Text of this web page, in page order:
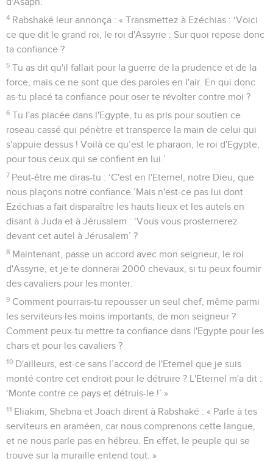
4 Rabshaké leur annonça : « Transmettez à Ezéchias : ‘Voici
ce que dit le grand roi, le roi d'Assyrie : Sur quoi repose donc
ta confiance ?
5 Tu as dit qu'il fallait pour la guerre de la prudence et de la
force, mais ce ne sont que des paroles en l'air. En qui donc
as-tu placé ta confiance pour oser te révolter contre moi ?
6 Tu l'as placée dans l'Egypte, tu as pris pour soutien ce
roseau cassé qui pénètre et transperce la main de celui qui
s'appuie dessus ! Voilà ce qu’est le pharaon, le roi d'Egypte,
pour tous ceux qui se confient en lui.’
7 Peut-être me diras-tu : ‘C'est en l'Eternel, notre Dieu, que
nous plaçons notre confiance.’Mais n'est-ce pas lui dont
Ezéchias a fait disparaître les hauts lieux et les autels en
disant à Juda et à Jérusalem : ‘Vous vous prosternerez
devant cet autel à Jérusalem’ ?
8 Maintenant, passe un accord avec mon seigneur, le roi
d'Assyrie, et je te donnerai 2000 chevaux, si tu peux fournir
des cavaliers pour les monter.
9 Comment pourrais-tu repousser un seul chef, même parmi
les serviteurs les moins importants, de mon seigneur ?
Comment peux-tu mettre ta confiance dans l'Egypte pour les
chars et pour les cavaliers ?
10 D'ailleurs, est-ce sans l’accord de l'Eternel que je suis
monté contre cet endroit pour le détruire ? L'Eternel m'a dit :
‘Monte contre ce pays et détruis-le !’ »
11 Eliakim, Shebna et Joach dirent à Rabshaké : « Parle à tes
serviteurs en araméen, car nous comprenons cette langue,
et ne nous parle pas en hébreu. En effet, le peuple qui se
trouve sur la muraille entend tout. »